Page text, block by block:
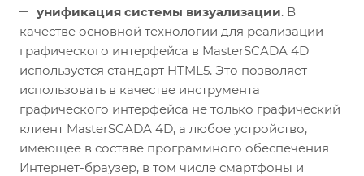
унификация системы визуализации. В
качестве основной технологии для реализации
графического интерфейса в MasterSCADA 4D
используется стандарт HTML5. Это позволяет
использовать в качестве инструмента
графического интерфейса не только графический
клиент MasterSCADA 4D, а любое устройство,
имеющее в составе программного обеспечения
Интернет-браузер, в том числе смартфоны и